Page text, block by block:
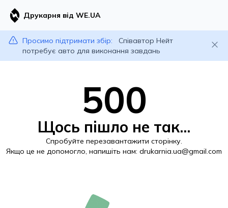
Друкарня від WE.UA
Просимо підтримати збір:
Співавтор Нейт
потребує авто для виконання завдань
500
Щось пішло не так...
Спробуйте перезавантажити сторінку.
Якщо це не допомогло, напишіть нам: drukarnia.ua@gmail.com